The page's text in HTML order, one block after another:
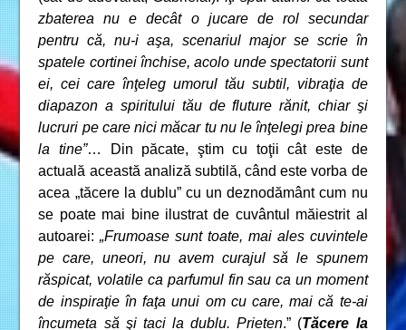
zbaterea nu e decât o jucare de rol secundar
pentru că, nu-i aşa, scenariul major se scrie în
spatele cortinei închise, acolo unde spectatorii sunt
ei, cei care înţeleg umorul tău subtil, vibraţia de
diapazon a spiritului tău de fluture rănit, chiar şi
lucruri pe care nici măcar tu nu le înţelegi prea bine
la tine”… Din păcate, ştim cu toţii cât este de
actuală această analiză subtilă, când este vorba de
acea „tăcere la dublu” cu un deznodământ cum nu
se poate mai bine ilustrat de cuvântul măiestrit al
autoarei:„Frumoase sunt toate, mai ales cuvintele
pe care, uneori, nu avem curajul să le spunem
răspicat, volatile ca parfumul fin sau ca un moment
de inspiraţie în faţa unui om cu care, mai că te-ai
încumeta să şi taci la dublu. Prieten.” (Tăcere la